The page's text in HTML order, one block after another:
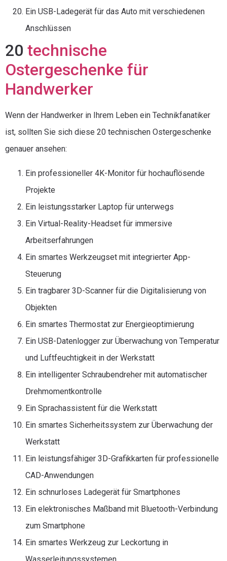
Ein USB-Ladegerät für das Auto mit verschiedenen
Anschlüssen
20 technische
Ostergeschenke für
Handwerker
Wenn der Handwerker in Ihrem Leben ein Technikfanatiker
ist, sollten Sie sich diese 20 technischen Ostergeschenke
genauer ansehen:
Ein professioneller 4K-Monitor für hochauflösende
Projekte
Ein leistungsstarker Laptop für unterwegs
Ein Virtual-Reality-Headset für immersive
Arbeitserfahrungen
Ein smartes Werkzeugset mit integrierter App-
Steuerung
Ein tragbarer 3D-Scanner für die Digitalisierung von
Objekten
Ein smartes Thermostat zur Energieoptimierung
Ein USB-Datenlogger zur Überwachung von Temperatur
und Luftfeuchtigkeit in der Werkstatt
Ein intelligenter Schraubendreher mit automatischer
Drehmomentkontrolle
Ein Sprachassistent für die Werkstatt
Ein smartes Sicherheitssystem zur Überwachung der
Werkstatt
Ein leistungsfähiger 3D-Grafikkarten für professionelle
CAD-Anwendungen
Ein schnurloses Ladegerät für Smartphones
Ein elektronisches Maßband mit Bluetooth-Verbindung
zum Smartphone
Ein smartes Werkzeug zur Leckortung in